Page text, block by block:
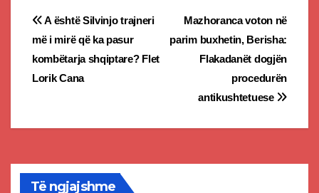
Post
navigation
Mazhoranca voton në
parim buxhetin, Berisha:
Flakadanët dogjën
procedurën
antikushtetuese
A është Silvinjo trajneri
më i mirë që ka pasur
kombëtarja shqiptare? Flet
Lorik Cana
Të ngjajshme